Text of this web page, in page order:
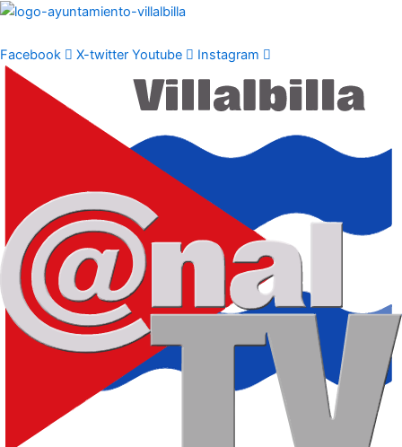
Ir
contenido
Facebook X-twitter Youtube Instagram